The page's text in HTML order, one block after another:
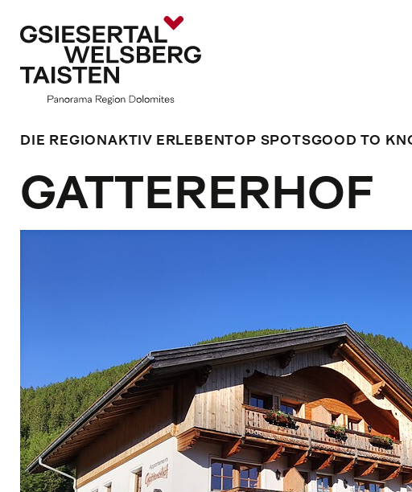
DIE REGION AKTIV ERLEBEN TOP SPOTSGOOD TO
GATTERERHOF